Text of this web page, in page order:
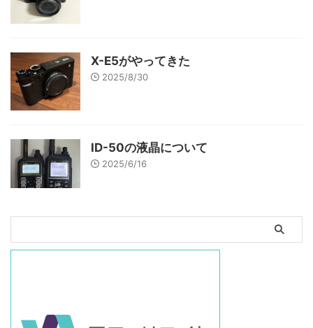
X-E5がやってきた
2025/8/30
ID-50の液晶について
2025/6/16